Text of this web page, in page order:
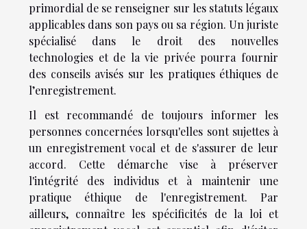
primordial de se renseigner sur les statuts légaux
applicables dans son pays ou sa région. Un juriste
spécialisé dans le droit des nouvelles
technologies et de la vie privée pourra fournir
des conseils avisés sur les pratiques éthiques de
l’enregistrement.
Il est recommandé de toujours informer les
personnes concernées lorsqu'elles sont sujettes à
un enregistrement vocal et de s'assurer de leur
accord. Cette démarche vise à préserver
l'intégrité des individus et à maintenir une
pratique éthique de l'enregistrement. Par
ailleurs, connaître les spécificités de la loi et